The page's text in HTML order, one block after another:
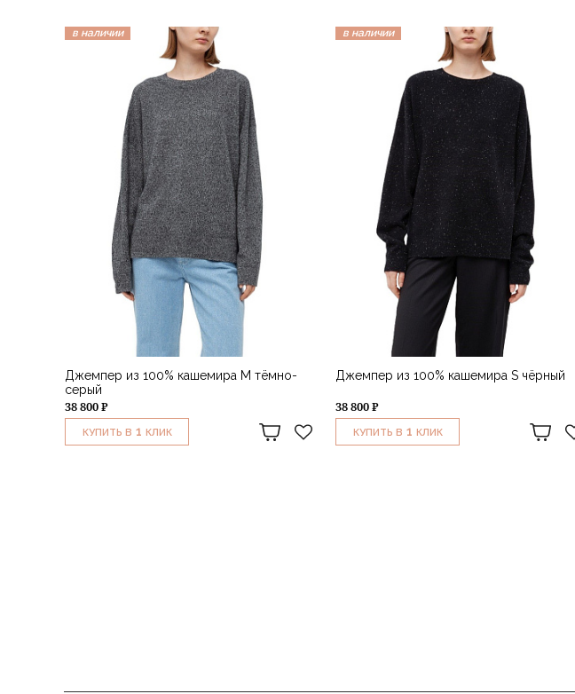
в наличии
Джемпер из 100% кашемира M тёмно-
серый
38 800 ₽
КУПИТЬ В 1 КЛИК
в наличии
Джемпер из 100% кашемира S чёрный
38 800 ₽
КУПИТЬ В 1 КЛИК